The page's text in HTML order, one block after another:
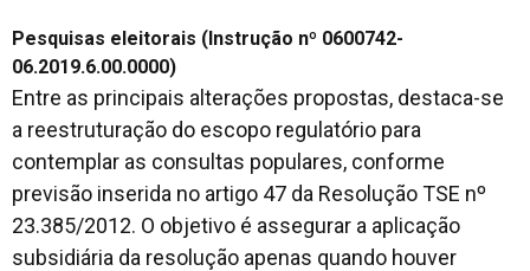
Pesquisas eleitorais (Instrução nº 0600742-
06.2019.6.00.0000)
Entre as principais alterações propostas, destaca-se
a reestruturação do escopo regulatório para
contemplar as consultas populares, conforme
previsão inserida no artigo 47 da Resolução TSE nº
23.385/2012. O objetivo é assegurar a aplicação
subsidiária da resolução apenas quando houver